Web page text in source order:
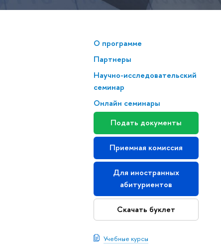
О программе
Партнеры
Научно-исследовательский
семинар
Онлайн семинары
Подать документы
Приемная комиссия
Для иностранных
абитуриентов
Скачать буклет
Учебные курсы